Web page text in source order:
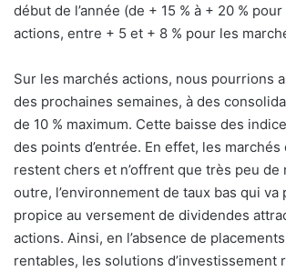
début de l’année (de + 15 % à + 20 %
actions, entre + 5 et + 8 % pour les
Sur les marchés actions, nous pourrions
des prochaines semaines, à des
de 10 % maximum. Cette baisse des
des points d’entrée. En effet, les
restent chers et n’offrent que très peu de
outre, l’environnement de taux bas qui
propice au versement de dividendes
actions. Ainsi, en l’absence de
rentables, les solutions d’investissement